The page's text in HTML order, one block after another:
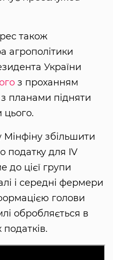
також
агрополітики
України
з проханням
планами підняти
цього.
Мінфіну збільшити
податку для IV
до цієї групи
і середні фермери
голови
обробляється в